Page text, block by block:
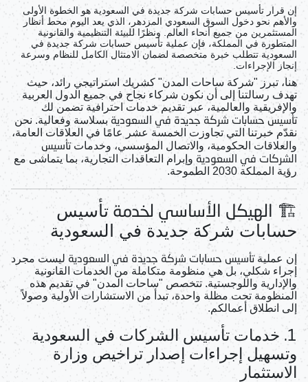
إن قرار تأسيس حسابات شركة جديدة في السعودية هو الخطوة الأولى
والأهم نحو دخول السوق السعودي المزدهر، الذي يعد اليوم محط أنظار
المستثمرين من جميع أنحاء العالم. ونظرًا للبيئة التنظيمية والقانونية
المتطورة في المملكة، فإن عملية تأسيس حسابات شركة جديدة في
السعودية تتطلب خبرة متخصصة لضمان الامتثال الكامل للنظام وسرعة
إنجاز الإجراءات.
هنا، تبرز "شركة ساحات المدن" كشريك استراتيجي رائد، حيث
تهدف رسالتنا إلى أن نكون شركاء نجاح في جميع الدول العربية
والإفريقية والعالمية، عبر تقديم خدمات احترافية تضمن لك
تأسيس حسابات شركة جديدة في السعودية بسلاسة وفعالية. نحن
نقدّم خبرتنا التي تجاوزت الخمسة عشر عامًا في العلاقات العامة،
والعلاقات الحكومية، والاتصال المؤسسي، وخدماتتأسيس
الشركات في السعودية وإبرام التعاقدات التجارية، بما يتماشى مع
رؤية المملكة 2030 الطموحة.
🏗️ الهيكل الأساسي لخدمة تأسيس
حسابات شركة جديدة في السعودية
إن عمليةتأسيس حسابات شركة جديدة في السعودية ليست مجرد
إجراء شكلي، بل هي منظومة متكاملة من الخدمات القانونية
والإدارية واللوجستية. تتخصص "ساحات المدن" في تقديم هذه
المنظومة تحت مظلة واحدة، تبدأ من الاستشارات الأولية وصولاً
إلى انطلاق أعمالكم.
1. خدمات تأسيس الشركات في السعودية
وتسهيل إجراءات إصدار تراخيص وزارة
الاستثمار